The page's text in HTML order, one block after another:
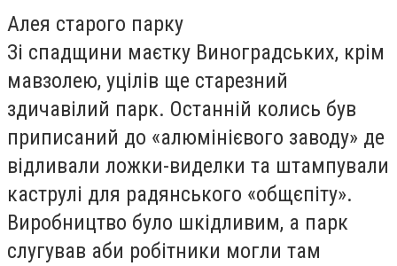
Алея старого парку
Зі спадщини маєтку Виноградських, крім
мавзолею, уцілів ще старезний
здичавілий парк. Останній колись був
приписаний до «алюмінієвого заводу» де
відливали ложки-виделки та штампували
каструлі для радянського «общєпіту».
Виробництво було шкідливим, а парк
слугував аби робітники могли там